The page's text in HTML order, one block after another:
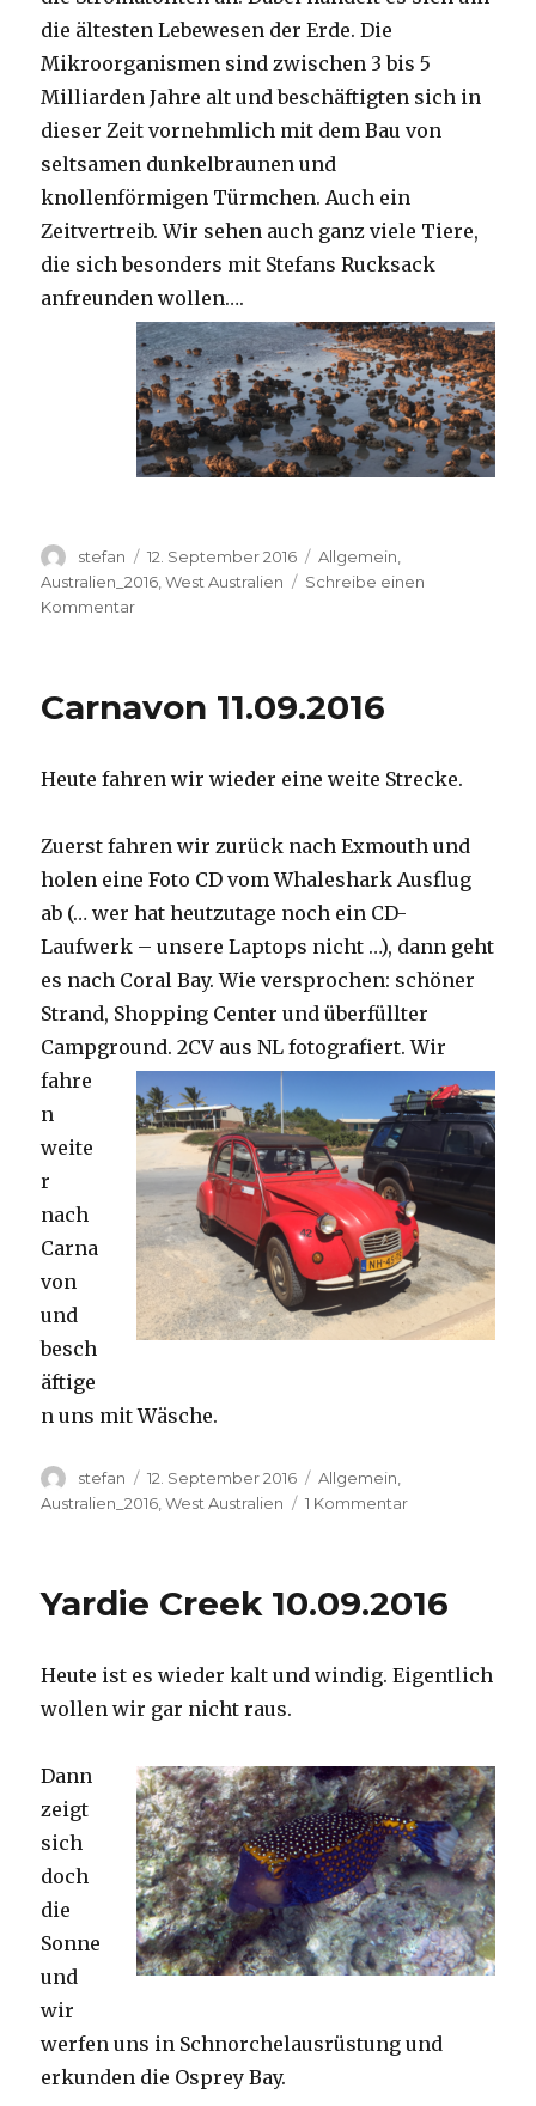
die ältesten Lebewesen der Erde. Die
Mikroorganismen sind zwischen 3 bis 5
Milliarden Jahre alt und beschäftigten sich in
dieser Zeit vornehmlich mit dem Bau von
seltsamen dunkelbraunen und
knollenförmigen Türmchen. Auch ein
Zeitvertreib. Wir sehen auch ganz viele Tiere,
die sich besonders mit Stefans Rucksack
anfreunden wollen….
Autor
stefan
Veröffentlicht
am
12. September 2016 Kategorien
Allgemein
Australien_2016 ,West Australien
Schreibe einen
Kommentarzu
Carnavon 11.09.2016
Heute fahren wir wieder eine weite Strecke.
Zuerst fahren wir zurück nach Exmouth und
holen eine Foto CD vom Whaleshark Ausflug
ab (… wer hat heutzutage noch ein CD-
Laufwerk – unsere Laptops nicht …), dann geht
es nach Coral Bay. Wie versprochen: schöner
Strand, Shopping Center und überfüllter
Campground.2CV aus NL fotografiert. Wir
fahre
n
weite
r
nach
Carna
von
und
besch
äftige
n uns mit Wäsche.
Autor
stefan
Veröffentlicht
am
12. September 2016 Kategorien
Allgemein
Australien_2016 ,West Australien 1 Kommentarzu
Yardie Creek 10.09.2016
Heute ist es wieder kalt und windig. Eigentlich
wollen wir gar nicht raus.
Dann
zeigt
sich
doch
die
Sonne
und
wir
werfen uns in Schnorchelausrüstung und
erkunden die Osprey Bay.